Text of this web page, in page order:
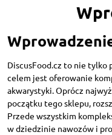
DiscusFood.cz to nie tylko
celem jest oferowanie
akwarystyki. Oprócz
początku tego sklepu,
Przede wszystkim
w dziedzinie nawozów i